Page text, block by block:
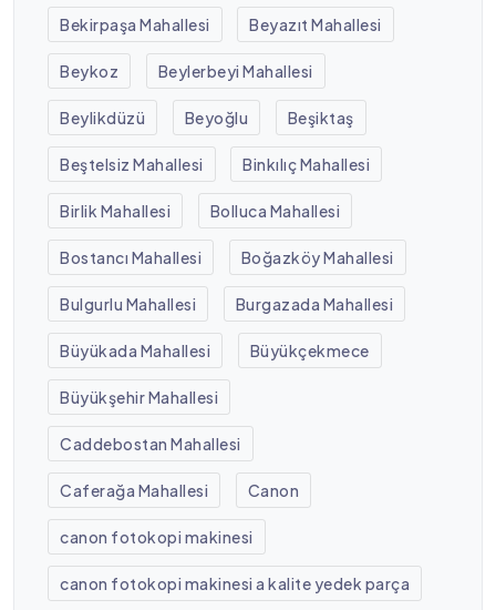
Bekirpaşa Mahallesi Beyazıt Mahallesi
Beykoz Beylerbeyi Mahallesi
Beylikdüzü Beyoğlu Beşiktaş
Beştelsiz Mahallesi Binkılıç Mahallesi
Birlik Mahallesi Bolluca Mahallesi
Bostancı Mahallesi Boğazköy Mahallesi
Bulgurlu Mahallesi Burgazada Mahallesi
Büyükada Mahallesi Büyükçekmece
Büyükşehir Mahallesi
Caddebostan Mahallesi
Caferağa Mahallesi Canon
canon fotokopi makinesi
canon fotokopi makinesi a kalite yedek parça